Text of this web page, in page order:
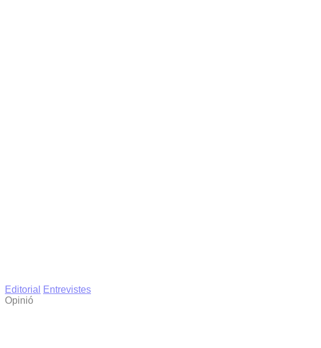
Editorial
Entrevistes
Opinió